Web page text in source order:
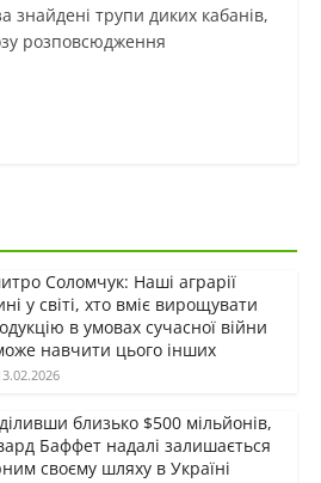
знайдені трупи диких кабанів,
розповсюдження
Соломчук: Наші аграрії
у світі, хто вміє вирощувати
в умовах сучасної війни
навчити цього інших
близько $500 мільйонів,
Баффет надалі залишається
своєму шляху в Україні